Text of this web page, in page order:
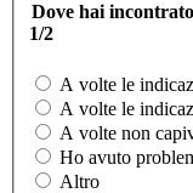
Dove hai
1/2
A volte le
A volte le
A volte non
Ho avuto
Altro